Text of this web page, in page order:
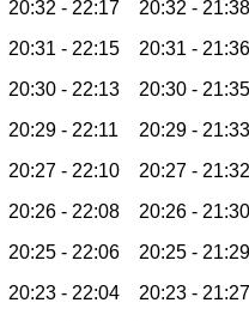
20:32 - 22:17 20:32 - 21:38
20:31 - 22:15 20:31 - 21:36
20:30 - 22:13 20:30 - 21:35
20:29 - 22:11 20:29 - 21:33
20:27 - 22:10 20:27 - 21:32
20:26 - 22:08 20:26 - 21:30
20:25 - 22:06 20:25 - 21:29
20:23 - 22:04 20:23 - 21:27